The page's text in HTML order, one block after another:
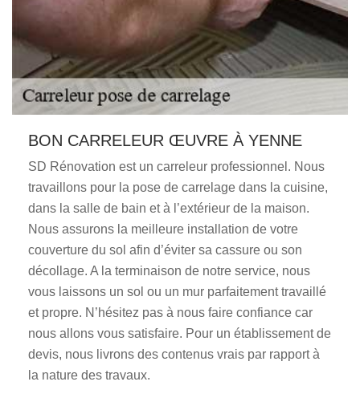
BON CARRELEUR ŒUVRE À YENNE
SD Rénovation est un carreleur professionnel. Nous
travaillons pour la pose de carrelage dans la cuisine,
dans la salle de bain et à l’extérieur de la maison.
Nous assurons la meilleure installation de votre
couverture du sol afin d’éviter sa cassure ou son
décollage. A la terminaison de notre service, nous
vous laissons un sol ou un mur parfaitement travaillé
et propre. N’hésitez pas à nous faire confiance car
nous allons vous satisfaire. Pour un établissement de
devis, nous livrons des contenus vrais par rapport à
la nature des travaux.